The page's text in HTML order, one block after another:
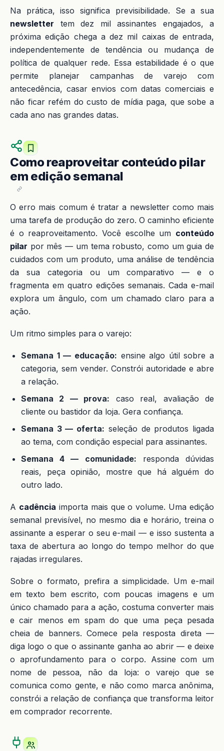
Na prática, isso significa previsibilidade. Se a sua
newsletter tem dez mil assinantes engajados, a
próxima edição chega a dez mil caixas de entrada,
independentemente de tendência ou mudança de
política de qualquer rede. Essa estabilidade é o que
permite planejar campanhas de varejo com
antecedência, casar envios com datas comerciais e
não ficar refém do custo de mídia paga, que sobe a
cada ano nas grandes datas.
Como reaproveitar conteúdo pilar
em edição semanal
O erro mais comum é tratar a newsletter como mais
uma tarefa de produção do zero. O caminho eficiente
é o reaproveitamento. Você escolhe um conteúdo
pilar por mês — um tema robusto, como um guia de
cuidados com um produto, uma análise de tendência
da sua categoria ou um comparativo — e o
fragmenta em quatro edições semanais. Cada e-mail
explora um ângulo, com um chamado claro para a
ação.
Um ritmo simples para o varejo:
Semana 1 — educação: ensine algo útil sobre a
categoria, sem vender. Constrói autoridade e abre
a relação.
Semana 2 — prova: caso real, avaliação de
cliente ou bastidor da loja. Gera confiança.
Semana 3 — oferta: seleção de produtos ligada
ao tema, com condição especial para assinantes.
Semana 4 — comunidade: responda dúvidas
reais, peça opinião, mostre que há alguém do
outro lado.
A cadência importa mais que o volume. Uma edição
semanal previsível, no mesmo dia e horário, treina o
assinante a esperar o seu e-mail — e isso sustenta a
taxa de abertura ao longo do tempo melhor do que
rajadas irregulares.
Sobre o formato, prefira a simplicidade. Um e-mail
em texto bem escrito, com poucas imagens e um
único chamado para a ação, costuma converter mais
e cair menos em spam do que uma peça pesada
cheia de banners. Comece pela resposta direta —
diga logo o que o assinante ganha ao abrir — e deixe
o aprofundamento para o corpo. Assine com um
nome de pessoa, não da loja: o varejo que se
comunica como gente, e não como marca anônima,
constrói a relação de confiança que transforma leitor
em comprador recorrente.